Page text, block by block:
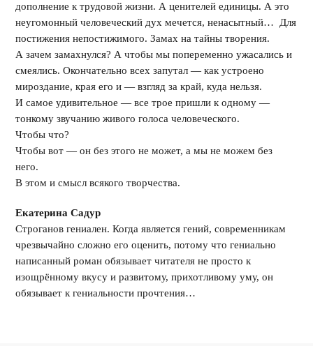
дополнение к трудовой жизни. А ценителей единицы. А это
неугомонный человеческий дух мечется, ненасытный… Для
постижения непостижимого. Замах на тайны творения.
А зачем замахнулся? А чтобы мы попеременно ужасались и
смеялись. Окончательно всех запутал — как устроено
мироздание, края его и — взгляд за край, куда нельзя.
И самое удивительное — все трое пришли к одному —
тонкому звучанию живого голоса человеческого.
Чтобы что?
Чтобы вот — он без этого не может, а мы не можем без
него.
В этом и смысл всякого творчества.
Екатерина Садур
Cтроганов гениален. Когда является гений, современникам
чрезвычайно сложно его оценить, потому что гениально
написанный роман обязывает читателя не просто к
изощрённому вкусу и развитому, прихотливому уму, он
обязывает к гениальности прочтения…